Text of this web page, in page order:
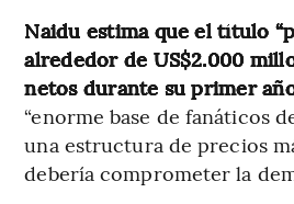
Naidu estima que el título
alrededor de US$2.000
netos durante su primer
“enorme base de fanáticos
una estructura de precios
debería comprometer la